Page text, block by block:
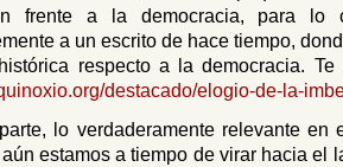
frente a la democracia, para lo
a un escrito de hace tiempo,
respecto a la democracia. Te
destacado/elogio-de-la-
lo verdaderamente relevante en
estamos a tiempo de virar hacia el